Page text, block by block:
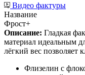
Видео фактуры
Название
Фрост+
Описание: Гладкая
материал идеальным
лёгкий вес позволяет
Флизелин с